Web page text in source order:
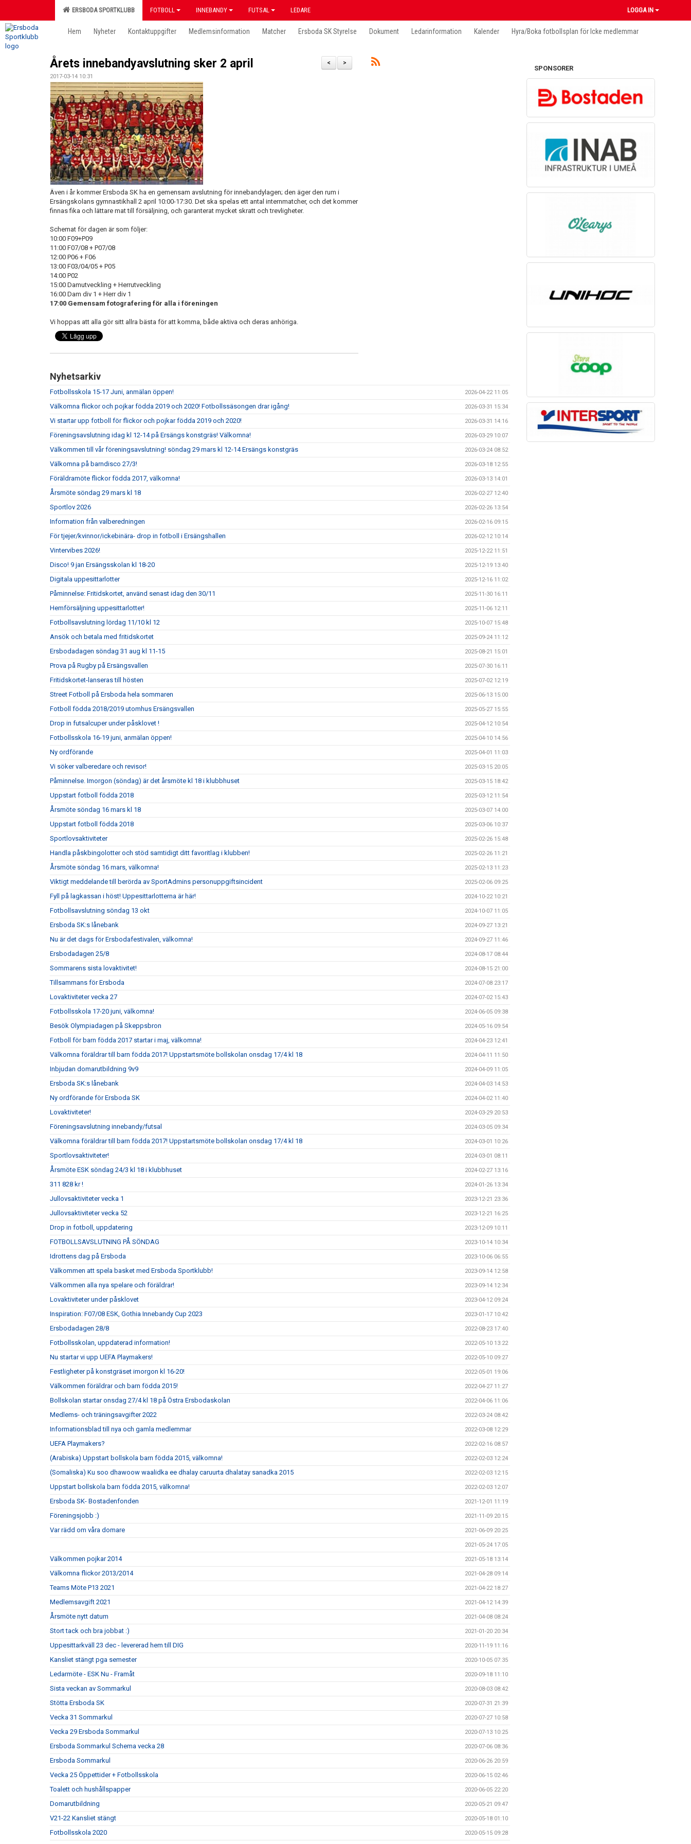
ERSBODA SPORTKLUBB FOTBOLL INNEBANDY FUTSAL LEDARE LOGGA IN
Hem Nyheter Kontaktuppgifter Medlemsinformation Matcher Ersboda SK Styrelse Dokument Ledarinformation Kalender Hyra/Boka fotbollsplan för Icke medlemmar
>
<
Årets innebandyavslutning sker 2 april
2017-03-14 10:31
Även i år kommer Ersboda SK ha en gemensam avslutning för innebandylagen; den äger den rum i
Ersängskolans gymnastikhall 2 april 10:00-17:30. Det ska spelas ett antal internmatcher, och det kommer
finnas fika och lättare mat till försäljning, och garanterat mycket skratt och trevligheter.
Schemat för dagen är som följer:
10:00 F09+P09
11:00 F07/08 + P07/08
12:00 P06 + F06
13:00 F03/04/05 + P05
14:00 P02
15:00 Damutveckling + Herrutveckling
16:00 Dam div 1 + Herr div 1
17:00 Gemensam fotografering för alla i föreningen
Vi hoppas att alla gör sitt allra bästa för att komma, både aktiva och deras anhöriga.
Nyhetsarkiv
Fotbollsskola 15-17 Juni, anmälan öppen! 2026-04-22 11:05
Välkomna flickor och pojkar födda 2019 och 2020! Fotbollssäsongen drar igång! 2026-03-31 15:34
Vi startar upp fotboll för flickor och pojkar födda 2019 och 2020! 2026-03-31 14:16
Föreningsavslutning idag kl 12-14 på Ersängs konstgräs! Välkomna! 2026-03-29 10:07
Välkommen till vår föreningsavslutning! söndag 29 mars kl 12-14 Ersängs konstgräs 2026-03-24 08:52
Välkomna på barndisco 27/3! 2026-03-18 12:55
Föräldramöte flickor födda 2017, välkomna! 2026-03-13 14:01
Årsmöte söndag 29 mars kl 18 2026-02-27 12:40
Sportlov 2026 2026-02-26 13:54
Information från valberedningen 2026-02-16 09:15
För tjejer/kvinnor/ickebinära- drop in fotboll i Ersängshallen 2026-02-12 10:14
Vintervibes 2026! 2025-12-22 11:51
Disco! 9 jan Ersängsskolan kl 18-20 2025-12-19 13:40
Digitala uppesittarlotter 2025-12-16 11:02
Påminnelse: Fritidskortet, använd senast idag den 30/11 2025-11-30 16:11
Hemförsäljning uppesittarlotter! 2025-11-06 12:11
Fotbollsavslutning lördag 11/10 kl 12 2025-10-07 15:48
Ansök och betala med fritidskortet 2025-09-24 11:12
Ersbodadagen söndag 31 aug kl 11-15 2025-08-21 15:01
Prova på Rugby på Ersängsvallen 2025-07-30 16:11
Fritidskortet-lanseras till hösten 2025-07-02 12:19
Street Fotboll på Ersboda hela sommaren 2025-06-13 15:00
Fotboll födda 2018/2019 utomhus Ersängsvallen 2025-05-27 15:55
Drop in futsalcuper under påsklovet ! 2025-04-12 10:54
Fotbollsskola 16-19 juni, anmälan öppen! 2025-04-10 14:56
Ny ordförande 2025-04-01 11:03
Vi söker valberedare och revisor! 2025-03-15 20:05
Påminnelse. Imorgon (söndag) är det årsmöte kl 18 i klubbhuset 2025-03-15 18:42
Uppstart fotboll födda 2018 2025-03-12 11:54
Årsmöte söndag 16 mars kl 18 2025-03-07 14:00
Uppstart fotboll födda 2018 2025-03-06 10:37
Sportlovsaktiviteter 2025-02-26 15:48
Handla påskbingolotter och stöd samtidigt ditt favoritlag i klubben! 2025-02-26 11:21
Årsmöte söndag 16 mars, välkomna! 2025-02-13 11:23
Viktigt meddelande till berörda av SportAdmins personuppgiftsincident 2025-02-06 09:25
Fyll på lagkassan i höst! Uppesittarlotterna är här! 2024-10-22 10:21
Fotbollsavslutning söndag 13 okt 2024-10-07 11:05
Ersboda SK:s lånebank 2024-09-27 13:21
Nu är det dags för Ersbodafestivalen, välkomna! 2024-09-27 11:46
Ersbodadagen 25/8 2024-08-17 08:44
Sommarens sista lovaktivitet! 2024-08-15 21:00
Tillsammans för Ersboda 2024-07-08 23:17
Lovaktiviteter vecka 27 2024-07-02 15:43
Fotbollsskola 17-20 juni, välkomna! 2024-06-05 09:38
Besök Olympiadagen på Skeppsbron 2024-05-16 09:54
Fotboll för barn födda 2017 startar i maj, välkomna! 2024-04-23 12:41
Välkomna föräldrar till barn födda 2017! Uppstartsmöte bollskolan onsdag 17/4 kl 18 2024-04-11 11:50
Inbjudan domarutbildning 9v9 2024-04-09 11:05
Ersboda SK:s lånebank 2024-04-03 14:53
Ny ordförande för Ersboda SK 2024-04-02 11:40
Lovaktiviteter! 2024-03-29 20:53
Föreningsavslutning innebandy/futsal 2024-03-05 09:34
Välkomna föräldrar till barn födda 2017! Uppstartsmöte bollskolan onsdag 17/4 kl 18 2024-03-01 10:26
Sportlovsaktiviteter! 2024-03-01 08:11
Årsmöte ESK söndag 24/3 kl 18 i klubbhuset 2024-02-27 13:16
311 828 kr ! 2024-01-26 13:34
Jullovsaktiviteter vecka 1 2023-12-21 23:36
Jullovsaktiviteter vecka 52 2023-12-21 16:25
Drop in fotboll, uppdatering 2023-12-09 10:11
FOTBOLLSAVSLUTNING PÅ SÖNDAG 2023-10-14 10:34
Idrottens dag på Ersboda 2023-10-06 06:55
Välkommen att spela basket med Ersboda Sportklubb! 2023-09-14 12:58
Välkommen alla nya spelare och föräldrar! 2023-09-14 12:34
Lovaktiviteter under påsklovet 2023-04-12 09:24
Inspiration: F07/08 ESK, Gothia Innebandy Cup 2023 2023-01-17 10:42
Ersbodadagen 28/8 2022-08-23 17:40
Fotbollsskolan, uppdaterad information! 2022-05-10 13:22
Nu startar vi upp UEFA Playmakers! 2022-05-10 09:27
Festligheter på konstgräset imorgon kl 16-20! 2022-05-01 19:06
Välkommen föräldrar och barn födda 2015! 2022-04-27 11:27
Bollskolan startar onsdag 27/4 kl 18 på Östra Ersbodaskolan 2022-04-06 11:06
Medlems- och träningsavgifter 2022 2022-03-24 08:42
Informationsblad till nya och gamla medlemmar 2022-03-08 12:29
UEFA Playmakers? 2022-02-16 08:57
(Arabiska) Uppstart bollskola barn födda 2015, välkomna! 2022-02-03 12:24
(Somaliska) Ku soo dhawoow waalidka ee dhalay caruurta dhalatay sanadka 2015 2022-02-03 12:15
Uppstart bollskola barn födda 2015, välkomna! 2022-02-03 12:07
Ersboda SK- Bostadenfonden 2021-12-01 11:19
Föreningsjobb :) 2021-11-09 20:15
Var rädd om våra domare 2021-06-09 20:25
2021-05-24 17:05
Välkommen pojkar 2014 2021-05-18 13:14
Välkomna flickor 2013/2014 2021-04-28 09:14
Teams Möte P13 2021 2021-04-22 18:27
Medlemsavgift 2021 2021-04-12 14:39
Årsmöte nytt datum 2021-04-08 08:24
Stort tack och bra jobbat :) 2021-01-20 20:34
Uppesittarkväll 23 dec - levererad hem till DIG 2020-11-19 11:16
Kansliet stängt pga semester 2020-10-05 07:35
Ledarmöte - ESK Nu - Framåt 2020-09-18 11:10
Sista veckan av Sommarkul 2020-08-03 08:42
Stötta Ersboda SK 2020-07-31 21:39
Vecka 31 Sommarkul 2020-07-27 10:58
Vecka 29 Ersboda Sommarkul 2020-07-13 10:25
Ersboda Sommarkul Schema vecka 28 2020-07-06 08:36
Ersboda Sommarkul 2020-06-26 20:59
Vecka 25 Öppettider + Fotbollsskola 2020-06-15 02:46
Toalett och hushållspapper 2020-06-05 22:20
Domarutbildning 2020-05-21 09:47
V21-22 Kansliet stängt 2020-05-18 01:10
Fotbollsskola 2020 2020-05-15 09:28
SPONSORER